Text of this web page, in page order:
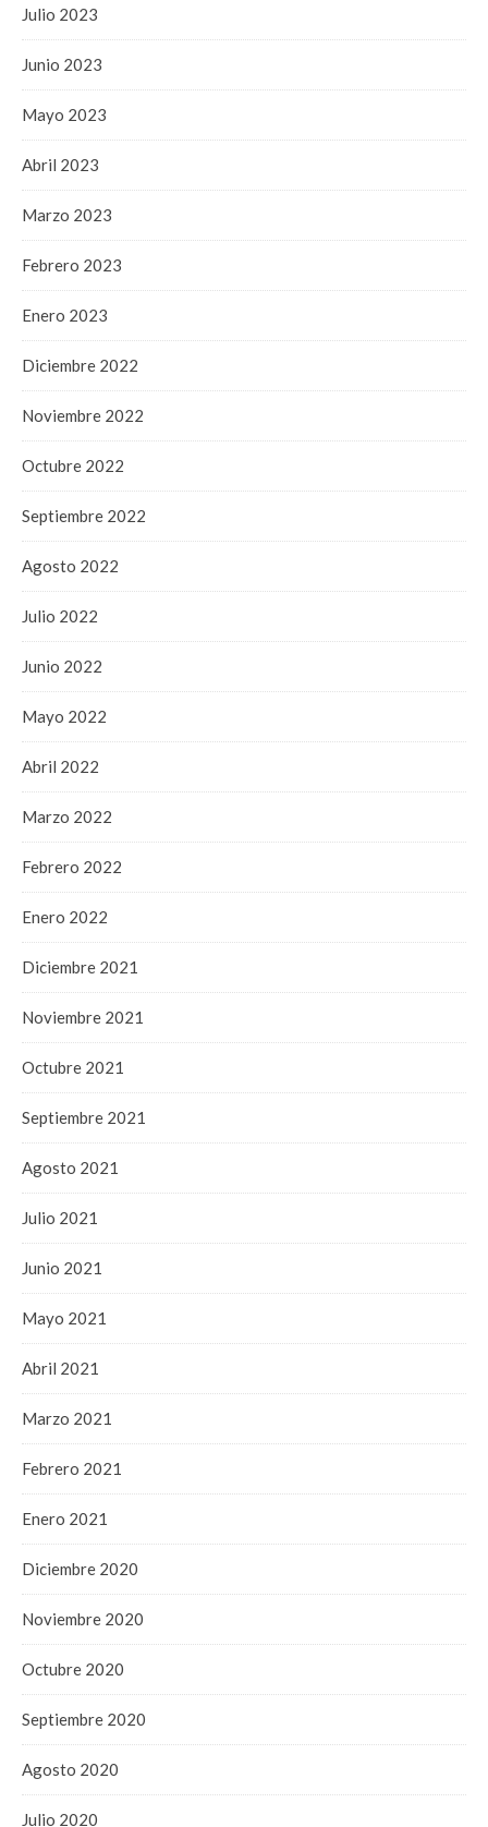
Julio 2023
Junio 2023
Mayo 2023
Abril 2023
Marzo 2023
Febrero 2023
Enero 2023
Diciembre 2022
Noviembre 2022
Octubre 2022
Septiembre 2022
Agosto 2022
Julio 2022
Junio 2022
Mayo 2022
Abril 2022
Marzo 2022
Febrero 2022
Enero 2022
Diciembre 2021
Noviembre 2021
Octubre 2021
Septiembre 2021
Agosto 2021
Julio 2021
Junio 2021
Mayo 2021
Abril 2021
Marzo 2021
Febrero 2021
Enero 2021
Diciembre 2020
Noviembre 2020
Octubre 2020
Septiembre 2020
Agosto 2020
Julio 2020